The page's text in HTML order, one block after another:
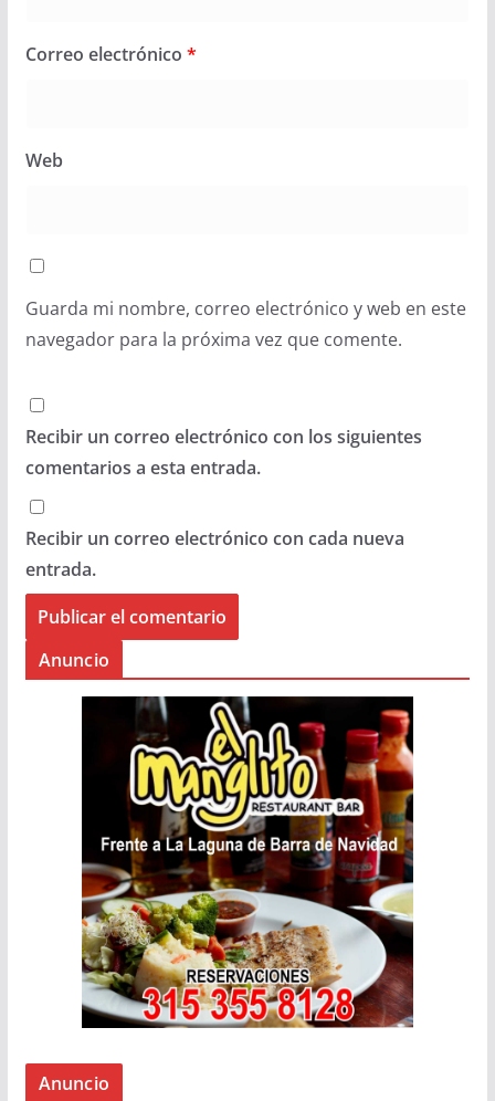
Correo electrónico *
Web
Guarda mi nombre, correo electrónico y web en este
navegador para la próxima vez que comente.
Recibir un correo electrónico con los siguientes
comentarios a esta entrada.
Recibir un correo electrónico con cada nueva
entrada.
Anuncio
Anuncio